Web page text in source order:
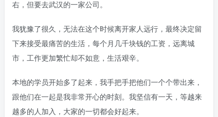
右，但要去武汉的一家公司。
我犹豫了很久，无法在这个时候离开家人远行，最终决定留
下来接受最痛苦的生活，每个月几千块钱的工资，远离城
市，工作更加繁忙却不如意，生活艰辛。
本地的学员开始多了起来，我手把手把他们一个个带出来，
跟他们在一起是我非常开心的时刻。我坚信有一天，等越来
越多的人加入，大家的一切都会好起来。